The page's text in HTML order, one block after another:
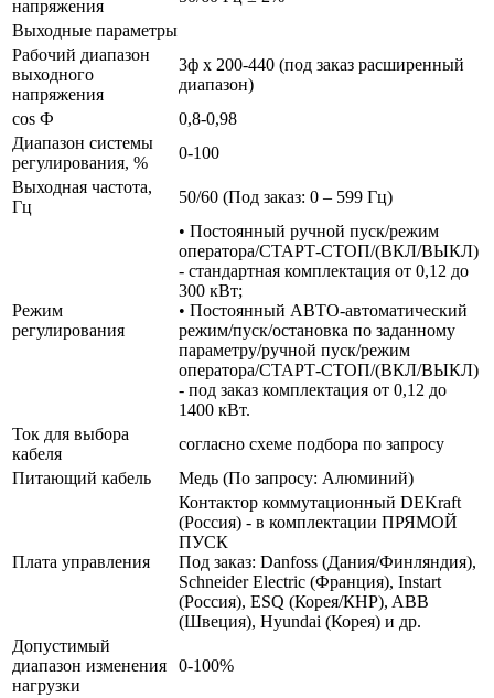
напряжения
Выходные параметры
Рабочий диапазон
выходного
напряжения
3ф х 200-440 (под заказ расширенный
диапазон)
cos Ф
0,8-0,98
Диапазон системы
регулирования, %
0-100
Выходная частота,
Гц
50/60 (Под заказ: 0 – 599 Гц)
Режим
регулирования
• Постоянный ручной пуск/режим
оператора/СТАРТ-СТОП/(ВКЛ/ВЫКЛ)
- стандартная комплектация от 0,12 до
300 кВт;
• Постоянный АВТО-автоматический
режим/пуск/остановка по заданному
параметру/ручной пуск/режим
оператора/СТАРТ-СТОП/(ВКЛ/ВЫКЛ)
- под заказ комплектация от 0,12 до
1400 кВт.
Ток для выбора
кабеля
согласно схеме подбора по запросу
Питающий кабель
Медь (По запросу: Алюминий)
Плата управления
Контактор коммутационный DEKraft
(Россия) - в комплектации ПРЯМОЙ
ПУСК
Под заказ: Danfoss (Дания/Финляндия),
Schneider Electric (Франция), Instart
(Россия), ESQ (Корея/КНР), ABB
(Швеция), Hyundai (Корея) и др.
Допустимый
диапазон изменения
нагрузки
0-100%